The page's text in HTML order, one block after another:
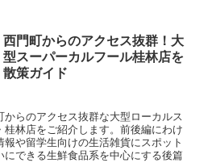
西門町からのアクセス抜群！大
型スーパーカルフール桂林店を
散策ガイド
からのアクセス抜群な大型ローカルス
桂林店をご紹介します。前後編にわけ
や留学生向けの生活雑貨にスポット
にできる生鮮食品系を中心にする後篇